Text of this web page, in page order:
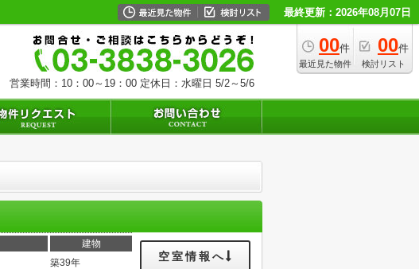
最終更新：2026年08月07日
00件
最近見た物件
00件
検討リスト
営業時間：10：00～19：00 定休日：水曜日 5/2～5/6
建物
築39年
空室情報へ